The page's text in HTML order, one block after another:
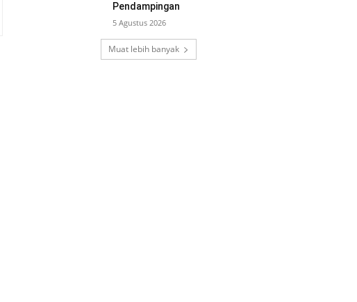
Pendampingan
5 Agustus 2026
Muat lebih banyak